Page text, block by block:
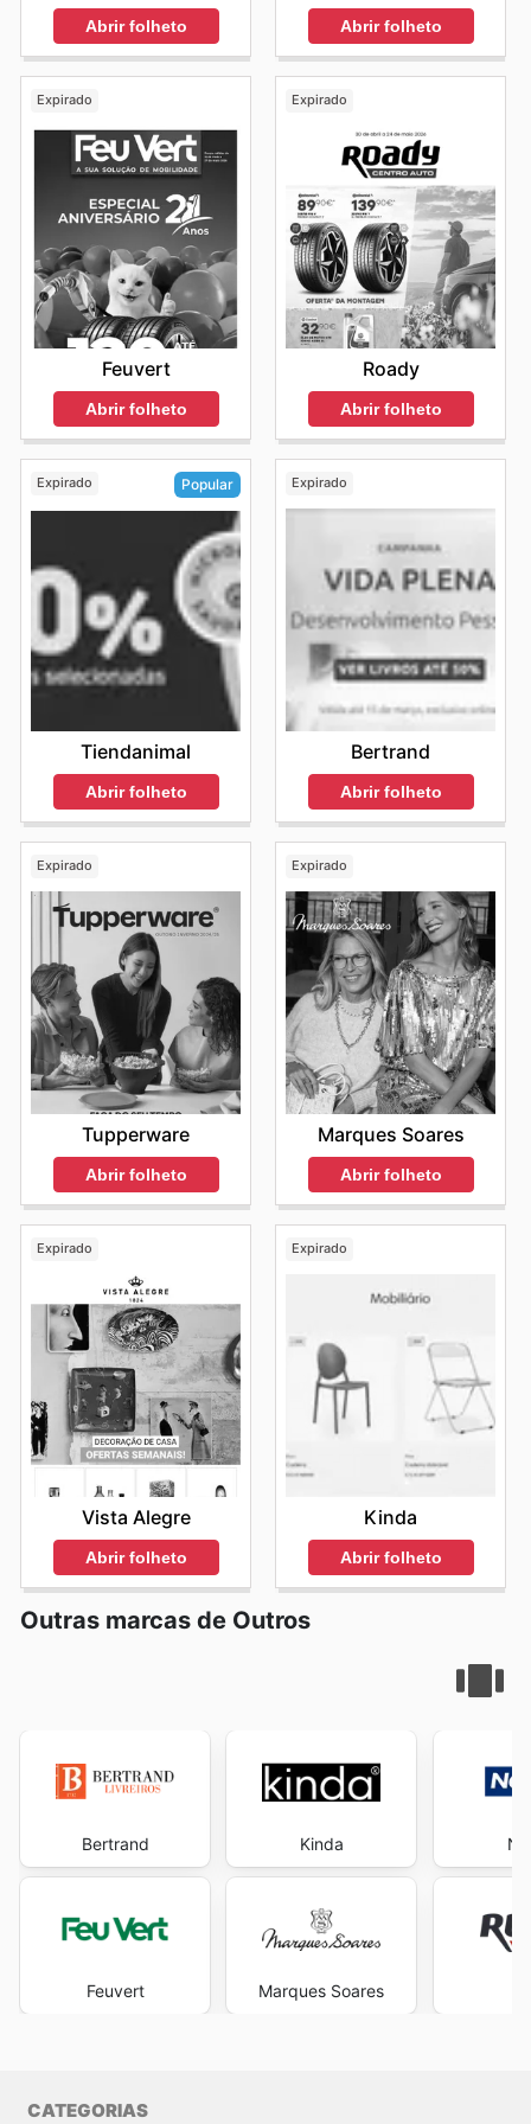
Abrir folheto Abrir folheto
Expirado
Feuvert
Abrir folheto
Expirado
Roady
Abrir folheto
Expirado Popular
Tiendanimal
Abrir folheto
Expirado
Bertrand
Abrir folheto
Expirado
Tupperware
Abrir folheto
Expirado
Marques Soares
Abrir folheto
Expirado
Vista Alegre
Abrir folheto
Expirado
Kinda
Abrir folheto
Outras marcas de Outros
Bertrand
Feuvert
Kinda
Marques Soares
CATEGORIAS